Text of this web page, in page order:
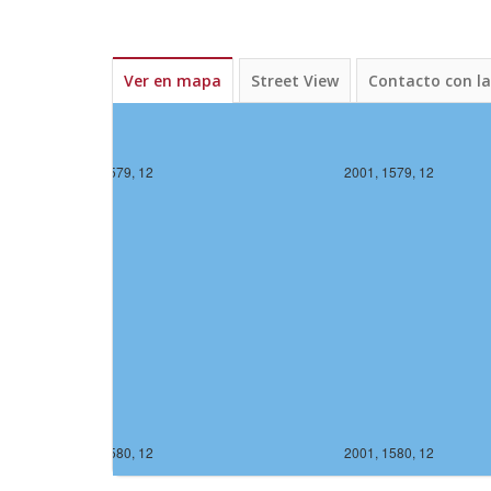
Ver en mapa Street View Contacto con
2001, 1579, 12
2001, 1580, 12
2000, 1579, 12
2000, 1580, 12